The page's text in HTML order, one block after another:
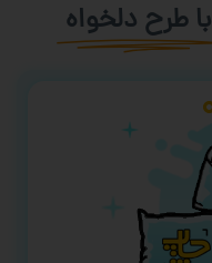
با طرح دلخواه